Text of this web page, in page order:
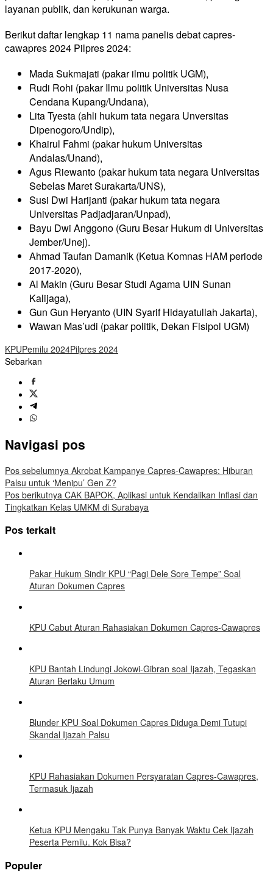
layanan publik, dan kerukunan warga.
Berikut daftar lengkap 11 nama panelis debat capres-
cawapres 2024 Pilpres 2024:
Mada Sukmajati (pakar ilmu politik UGM),
Rudi Rohi (pakar Ilmu politik Universitas Nusa
Cendana Kupang/Undana),
Lita Tyesta (ahli hukum tata negara Unversitas
Dipenogoro/Undip),
Khairul Fahmi (pakar hukum Universitas
Andalas/Unand),
Agus Riewanto (pakar hukum tata negara Universitas
Sebelas Maret Surakarta/UNS),
Susi Dwi Harijanti (pakar hukum tata negara
Universitas Padjadjaran/Unpad),
Bayu Dwi Anggono (Guru Besar Hukum di Universitas
Jember/Unej).
Ahmad Taufan Damanik (Ketua Komnas HAM periode
2017-2020),
Al Makin (Guru Besar Studi Agama UIN Sunan
Kalijaga),
Gun Gun Heryanto (UIN Syarif Hidayatullah Jakarta),
Wawan Mas’udi (pakar politik, Dekan Fisipol UGM)
KPUPemilu 2024Pilpres 2024
Sebarkan
Navigasi pos
Pos sebelumnya Akrobat Kampanye Capres-Cawapres: Hiburan
Palsu untuk ‘Menipu’ Gen Z?
Pos berikutnya CAK BAPOK, Aplikasi untuk Kendalikan Inflasi dan
Tingkatkan Kelas UMKM di Surabaya
Pos terkait
Pakar Hukum Sindir KPU “Pagi Dele Sore Tempe” Soal
Aturan Dokumen Capres
KPU Cabut Aturan Rahasiakan Dokumen Capres-Cawapres
KPU Bantah Lindungi Jokowi-Gibran soal Ijazah, Tegaskan
Aturan Berlaku Umum
Blunder KPU Soal Dokumen Capres Diduga Demi Tutupi
Skandal Ijazah Palsu
KPU Rahasiakan Dokumen Persyaratan Capres-Cawapres,
Termasuk Ijazah
Ketua KPU Mengaku Tak Punya Banyak Waktu Cek Ijazah
Peserta Pemilu. Kok Bisa?
Populer